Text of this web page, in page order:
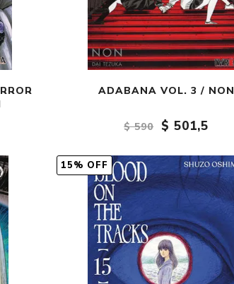
ADABANA VOL. 3 / NON
$ 590 $ 501,5
15% OFF